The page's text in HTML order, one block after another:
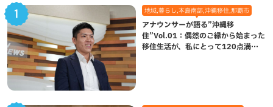
地域,暮らし,本島南部,沖縄移住,那覇市
アナウンサーが語る”沖縄移
住”Vol.01：偶然のご縁から始まった
移住生活が、私にとって120点満点